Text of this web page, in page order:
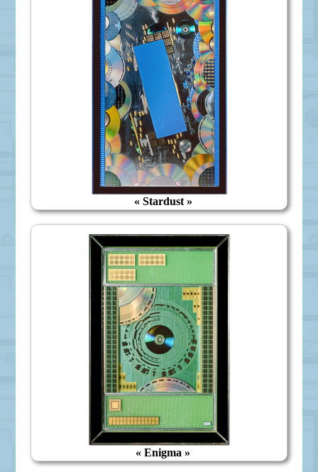
« Stardust »
« Enigma »